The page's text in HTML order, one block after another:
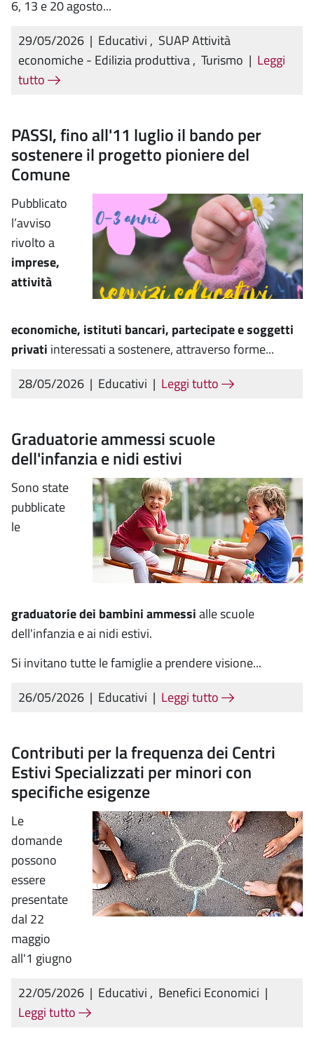
6, 13 e 20 agosto...
29/05/2026 | Educativi , SUAP Attività
economiche - Edilizia produttiva, Turismo | Leggi
tutto
PASSI, fino all'11 luglio il bando per
sostenere il progetto pioniere del
Comune
Pubblicato
l’avviso
rivolto a
imprese,
attività
economiche, istituti bancari, partecipate e soggetti
privati interessati a sostenere, attraverso forme...
28/05/2026 | Educativi | Leggi tutto
Graduatorie ammessi scuole
dell'infanzia e nidi estivi
Sono state
pubblicate
le
graduatorie dei bambini ammessialle scuole
dell'infanzia e ai nidi estivi.
Si invitano tutte le famiglie a prendere visione...
26/05/2026 | Educativi | Leggi tutto
Contributi per la frequenza dei Centri
Estivi Specializzati per minori con
specifiche esigenze
Le
domande
possono
essere
presentate
dal 22
maggio
all'1 giugno
22/05/2026 | Educativi , Benefici Economici |
Leggi tutto